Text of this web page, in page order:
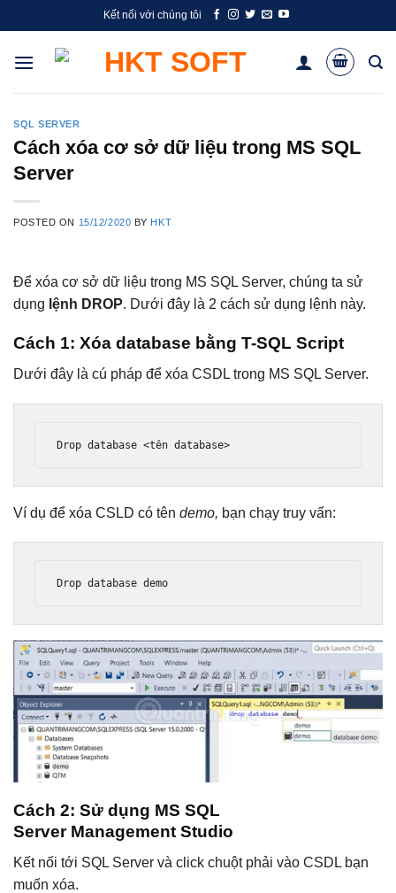
to
content
Kết nối với chúng tôi
SQL SERVER
Cách xóa cơ sở dữ liệu trong MS SQL
Server
POSTED ON 15/12/2020 BY HKT
Để xóa cơ sở dữ liệu trong MS SQL Server, chúng ta sử
dụng lệnh DROP. Dưới đây là 2 cách sử dụng lệnh này.
Cách 1: Xóa database bằng T-SQL Script
Dưới đây là cú pháp để xóa CSDL trong MS SQL Server.
Drop database <tên database>
Ví dụ để xóa CSLD có tên demo, bạn chạy truy vấn:
Drop database demo
Cách 2: Sử dụng MS SQL
Server Management Studio
Kết nối tới SQL Server và click chuột phải vào CSDL bạn
muốn xóa.